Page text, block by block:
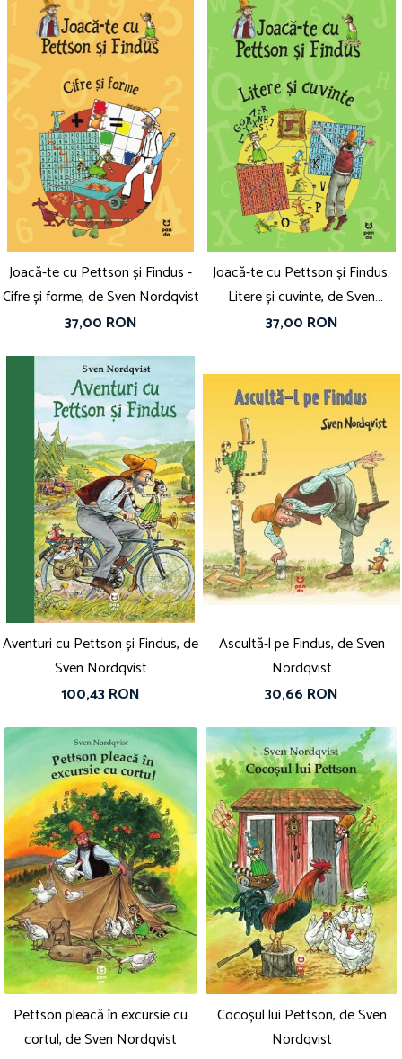
Joacă-te cu Pettson și Findus -
Cifre și forme, de Sven Nordqvist
37,00 RON
Joacă-te cu Pettson și Findus.
Litere și cuvinte, de Sven
Nordqvist
37,00 RON
Aventuri cu Pettson și Findus, de
Sven Nordqvist
100,43 RON
Ascultă-l pe Findus, de Sven
Nordqvist
30,66 RON
Pettson pleacă în excursie cu
cortul, de Sven Nordqvist
Cocoșul lui Pettson, de Sven
Nordqvist